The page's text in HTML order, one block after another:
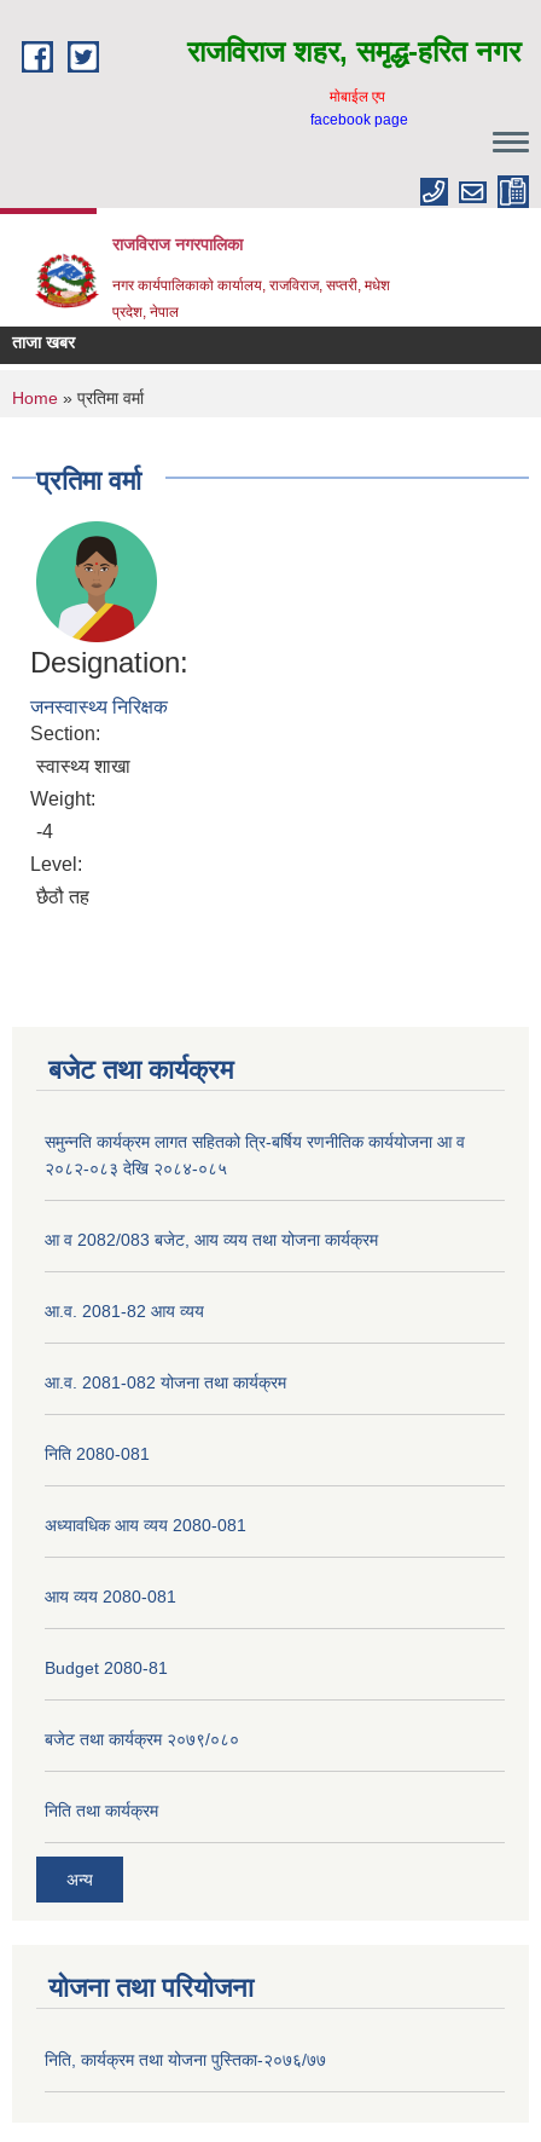
राजविराज शहर, समृद्ध-हरित नगर
माेबाईल एप
facebook page
राजविराज नगरपालिका
नगर कार्यपालिकाकाे कार्यालय, राजविराज, सप्तरी, मधेश
प्रदेश, नेपाल
ताजा खबर
You are here
Home » प्रतिमा वर्मा
प्रतिमा वर्मा
Designation:
जनस्वास्थ्य निरिक्षक
Section:
स्वास्थ्य शाखा
Weight:
-4
Level:
छैठौ तह
बजेट तथा कार्यक्रम
समुन्नति कार्यक्रम लागत सहितको त्रि-बर्षिय रणनीतिक कार्ययोजना आ व
२०८२-०८३ देखि २०८४-०८५
आ व 2082/083 बजेट, आय व्यय तथा योजना कार्यक्रम
आ.व. 2081-82 आय व्यय
आ.व. 2081-082 योजना तथा कार्यक्रम
निति 2080-081
अध्यावधिक आय व्यय 2080-081
आय व्यय 2080-081
Budget 2080-81
बजेट तथा कार्यक्रम २०७९/०८०
निति तथा कार्यक्रम
अन्य
योजना तथा परियोजना
निति, कार्यक्रम तथा योजना पुस्तिका-२०७६/७७